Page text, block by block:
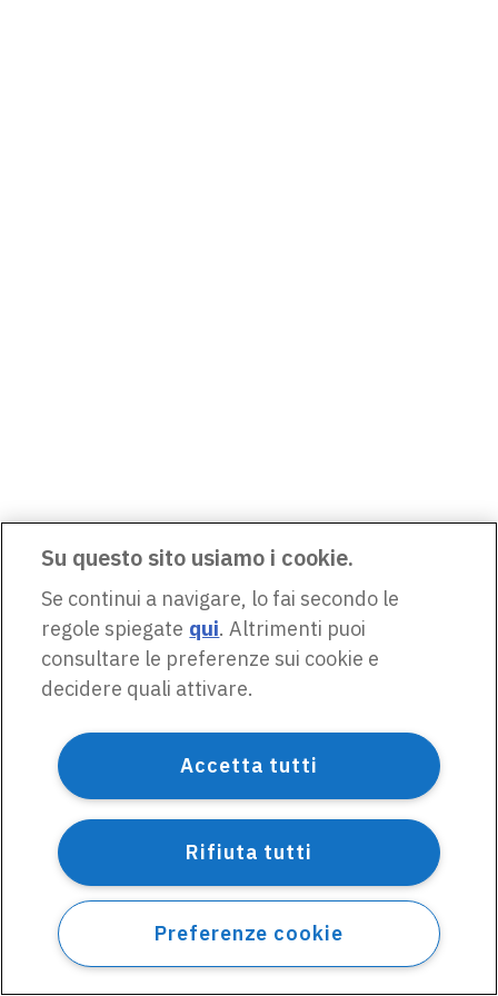
Su questo sito usiamo i cookie.
Se continui a navigare, lo fai secondo le
regole spiegate qui. Altrimenti puoi
consultare le preferenze sui cookie e
decidere quali attivare.
Accetta tutti
Rifiuta tutti
Preferenze cookie